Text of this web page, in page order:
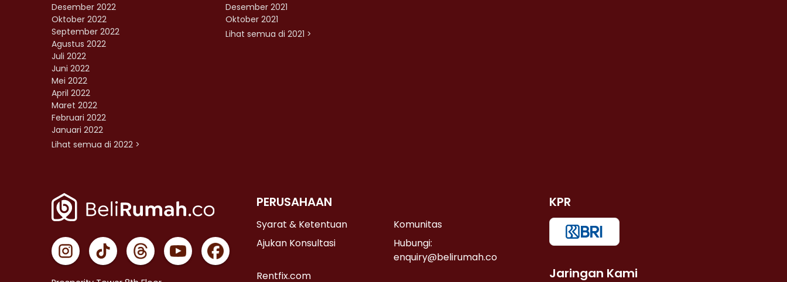
Desember 2022
Oktober 2022
September 2022
Agustus 2022
Juli 2022
Juni 2022
Mei 2022
April 2022
Maret 2022
Februari 2022
Januari 2022
Lihat semua di 2022 >
Desember 2021
Oktober 2021
Lihat semua di 2021 >
PERUSAHAAN
Syarat & Ketentuan
Komunitas
Ajukan Konsultasi
Hubungi:
enquiry@belirumah.co
Rentfix.com
KPR
Jaringan Kami